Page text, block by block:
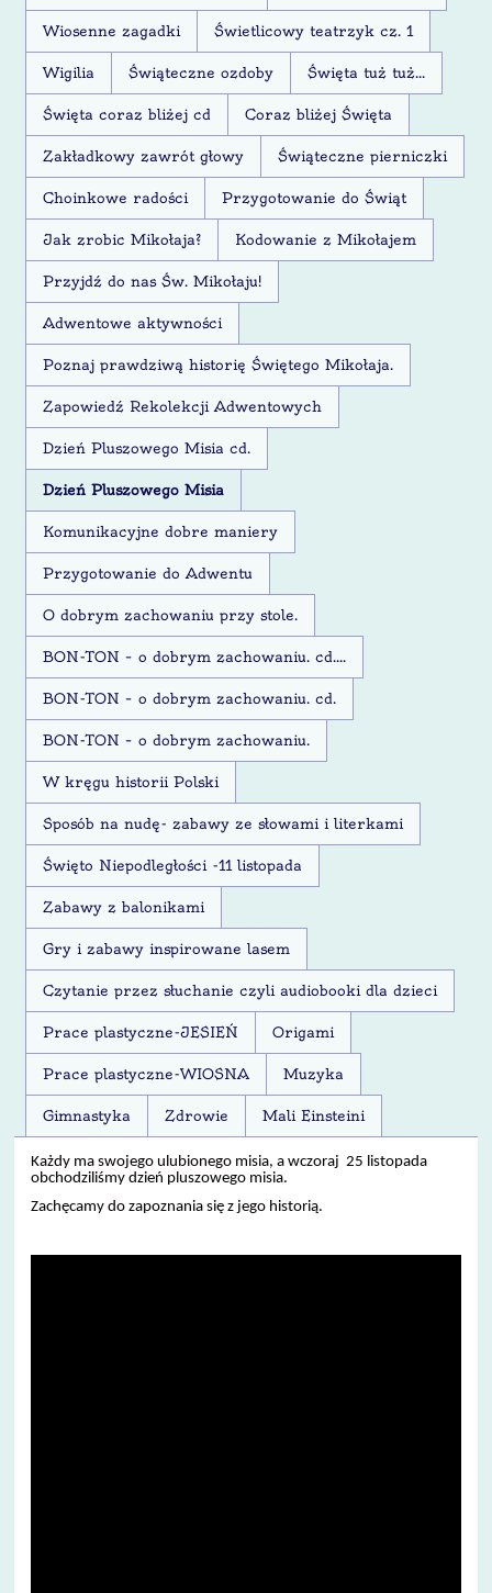
Wiosenne zagadki Świetlicowy teatrzyk cz. 1
Wigilia Świąteczne ozdoby Święta tuż tuż...
Święta coraz bliżej cd Coraz bliżej Święta
Zakładkowy zawrót głowy Świąteczne pierniczki
Choinkowe radości Przygotowanie do Świąt
Jak zrobic Mikołaja? Kodowanie z Mikołajem
Przyjdź do nas Św. Mikołaju!
Adwentowe aktywności
Poznaj prawdziwą historię Świętego Mikołaja.
Zapowiedź Rekolekcji Adwentowych
Dzień Pluszowego Misia cd.
Dzień Pluszowego Misia
Komunikacyjne dobre maniery
Przygotowanie do Adwentu
O dobrym zachowaniu przy stole.
BON-TON – o dobrym zachowaniu. cd....
BON-TON – o dobrym zachowaniu. cd.
BON-TON – o dobrym zachowaniu.
W kręgu historii Polski
Sposób na nudę- zabawy ze słowami i literkami
Święto Niepodległości -11 listopada
Zabawy z balonikami
Gry i zabawy inspirowane lasem
Czytanie przez słuchanie czyli audiobooki dla dzieci
Prace plastyczne-JESIEŃ Origami
Prace plastyczne-WIOSNA Muzyka
Gimnastyka Zdrowie Mali Einsteini
Każdy ma swojego ulubionego misia, a wczoraj 25 listopada
obchodziliśmy dzień pluszowego misia.
Zachęcamy do zapoznania się z jego historią.